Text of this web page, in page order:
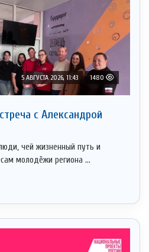
5 АВГУСТА 2026, 11:43 1480
с Александрой
чей жизненный путь и
молодёжи региона ...